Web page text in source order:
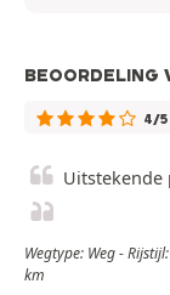
BEOORDELING
4/5
Uitstekende
Wegtype: Weg -
km